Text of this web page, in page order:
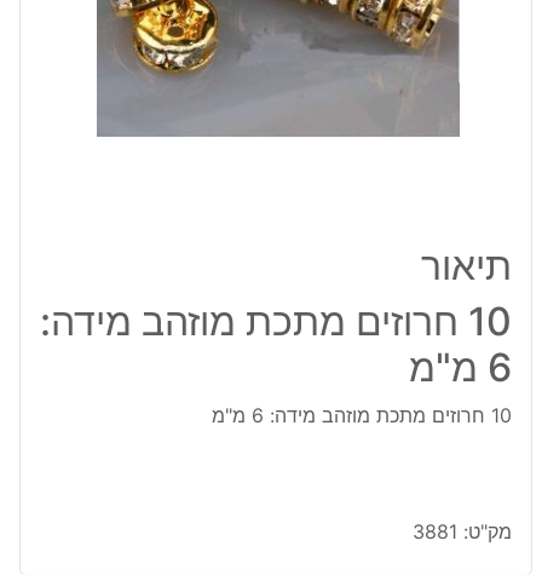
תיאור
10 חרוזים מתכת מוזהב מידה:
6 מ"מ
10 חרוזים מתכת מוזהב מידה: 6 מ"מ
מק"ט: 3881